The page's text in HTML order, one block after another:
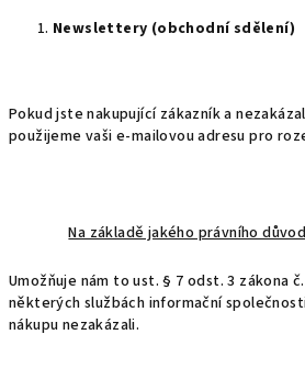
Newslettery (obchodní sdělení)
Pokud jste nakupující zákazník a
použijeme vaši e-mailovou adresu pro
Na základě jakého právního
Umožňuje nám to ust. § 7 odst. 3 zákona
některých službách informační
nákupu nezakázali.